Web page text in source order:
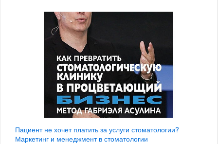
Пациент не хочет платить за услуги стоматологии?
Маркетинг и менеджмент в стоматологии